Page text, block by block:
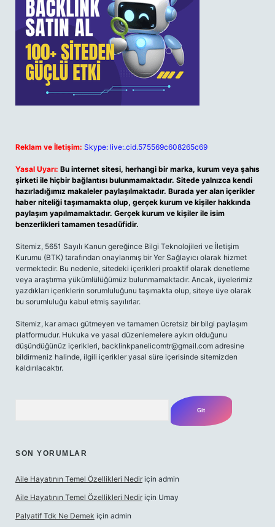
Reklam ve İletişim: Skype: live:.cid.575569c608265c69
Yasal Uyarı: Bu internet sitesi, herhangi bir marka, kurum veya şahıs
şirketi ile hiçbir bağlantısı bulunmamaktadır. Sitede yalnızca kendi
hazırladığımız makaleler paylaşılmaktadır. Burada yer alan içerikler
haber niteliği taşımamakta olup, gerçek kurum ve kişiler hakkında
paylaşım yapılmamaktadır. Gerçek kurum ve kişiler ile isim
benzerlikleri tamamen tesadüfidir.
Sitemiz, 5651 Sayılı Kanun gereğince Bilgi Teknolojileri ve İletişim
Kurumu (BTK) tarafından onaylanmış bir Yer Sağlayıcı olarak hizmet
vermektedir. Bu nedenle, sitedeki içerikleri proaktif olarak denetleme
veya araştırma yükümlülüğümüz bulunmamaktadır. Ancak, üyelerimiz
yazdıkları içeriklerin sorumluluğunu taşımakta olup, siteye üye olarak
bu sorumluluğu kabul etmiş sayılırlar.
Sitemiz, kar amacı gütmeyen ve tamamen ücretsiz bir bilgi paylaşım
platformudur. Hukuka ve yasal düzenlemelere aykırı olduğunu
düşündüğünüz içerikleri, backlinkpanelicomtr@gmail.com adresine
bildirmeniz halinde, ilgili içerikler yasal süre içerisinde sitemizden
kaldırılacaktır.
SON YORUMLAR
Aile Hayatının Temel Özellikleri Nedir için admin
Aile Hayatının Temel Özellikleri Nedir için Umay
Palyatif Tdk Ne Demek için admin